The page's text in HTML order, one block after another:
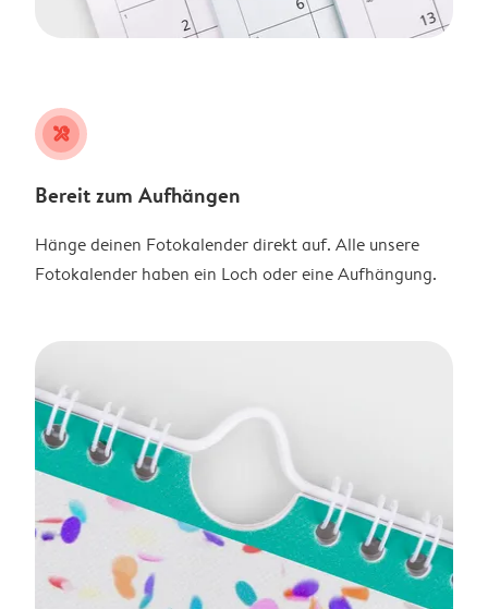
tools
Bereit zum Aufhängen
Hänge deinen Fotokalender direkt auf. Alle unsere
Fotokalender haben ein Loch oder eine Aufhängung.